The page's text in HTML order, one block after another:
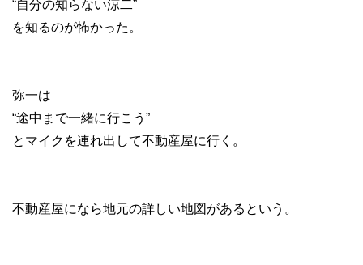
“自分の知らない涼二”
を知るのが怖かった。
弥一は
“途中まで一緒に行こう”
とマイクを連れ出して不動産屋に行く。
不動産屋になら地元の詳しい地図があるという。